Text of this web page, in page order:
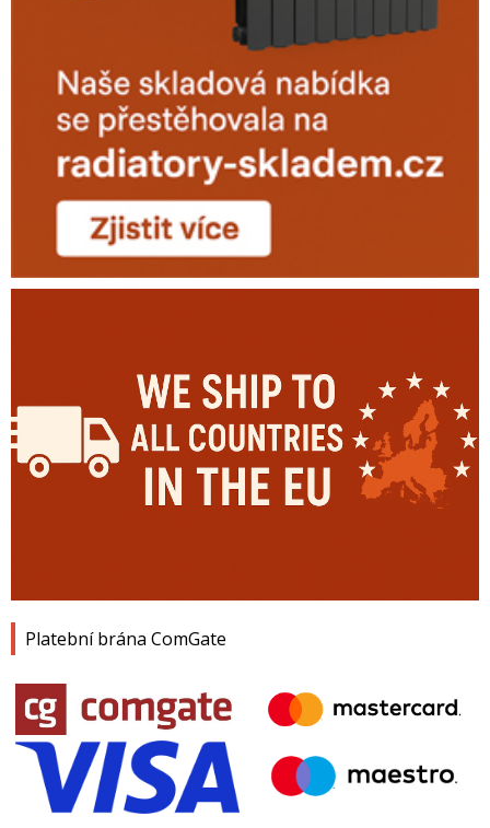
Platební brána ComGate